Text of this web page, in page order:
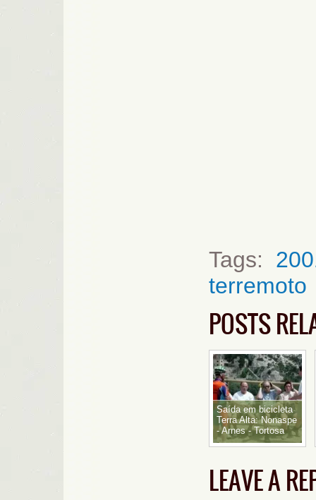
Tags:
terremoto
POSTS
Saída em bicicleta
Terra Alta: Nonaspe
- Arnes - Tortosa
LEAVE A